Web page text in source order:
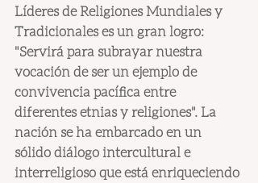
Líderes de Religiones Mundiales y
Tradicionales es un gran logro:
"Servirá para subrayar nuestra
vocación de ser un ejemplo de
convivencia pacífica entre
diferentes etnias y religiones". La
nación se ha embarcado en un
sólido diálogo intercultural e
interreligioso que está enriqueciendo